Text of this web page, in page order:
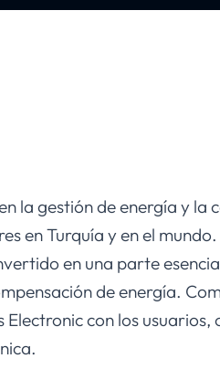
la gestión de energía y la
en Turquía y en el
en una parte
de energía.
Electronic con los